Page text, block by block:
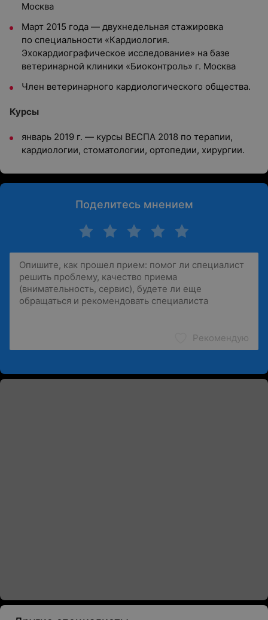
Москва
Март 2015 года — двухнедельная стажировка
по специальности «Кардиология.
Эхокардиографическое исследование» на базе
ветеринарной клиники «Биоконтроль» г. Москва
Член ветеринарного кардиологического общества.
Курсы
январь 2019 г. — курсы ВЕСПА 2018 по терапии,
кардиологии, стоматологии, ортопедии, хирургии.
Поделитесь мнением
Рекомендую